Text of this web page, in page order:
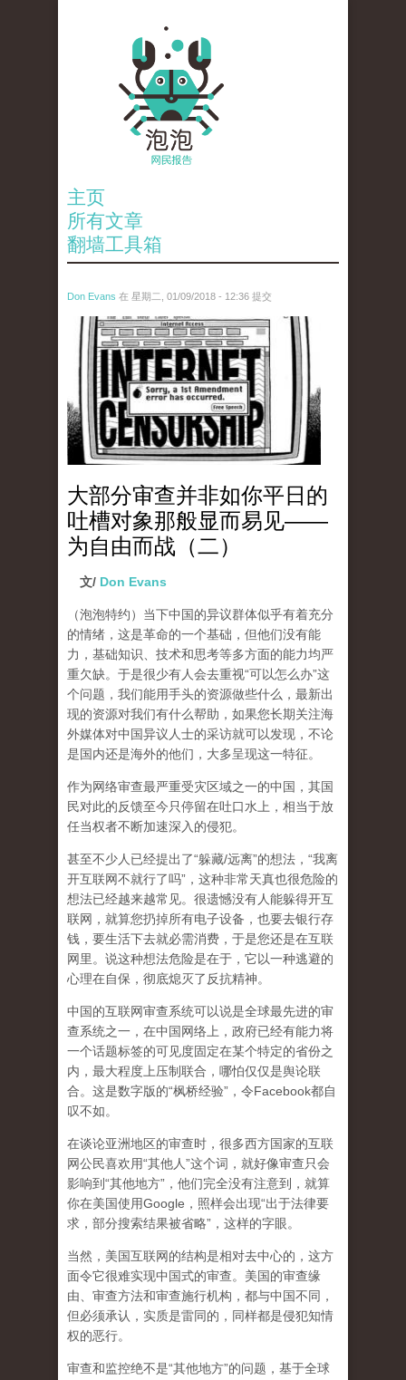
主页
所有文章
翻墙工具箱
Don Evans 在 星期二, 01/09/2018 - 12:36 提交
wechatimg866.jpeg
大部分审查并非如你平日的
吐槽对象那般显而易见——
为自由而战（二）
文/ Don Evans
（泡泡特约） 当下中国的异议群体似乎有着充分
的情绪，这是革命的一个基础，但他们没有能
力，基础知识、技术和思考等多方面的能力均严
重欠缺。于是很少有人会去重视“可以怎么办”这
个问题，我们能用手头的资源做些什么，最新出
现的资源对我们有什么帮助，如果您长期关注海
外媒体对中国异议人士的采访就可以发现，不论
是国内还是海外的他们，大多呈现这一特征。
作为网络审查最严重受灾区域之一的中国，其国
民对此的反馈至今只停留在吐口水上，相当于放
任当权者不断加速深入的侵犯。
甚至不少人已经提出了“躲藏/远离”的想法，“我离
开互联网不就行了吗”，这种非常天真也很危险的
想法已经越来越常见。很遗憾没有人能躲得开互
联网，就算您扔掉所有电子设备，也要去银行存
钱，要生活下去就必需消费，于是您还是在互联
网里。说这种想法危险是在于，它以一种逃避的
心理在自保，彻底熄灭了反抗精神。
中国的互联网审查系统可以说是全球最先进的审
查系统之一，在中国网络上，政府已经有能力将
一个话题标签的可见度固定在某个特定的省份之
内，最大程度上压制联合 ，哪怕仅仅是舆论联
合。这是数字版的“枫桥经验”，令Facebook都自
叹不如。
在谈论亚洲地区的审查时，很多西方国家的互联
网公民喜欢用“其他人”这个词，就好像审查只会
影响到“其他地方”，他们完全没有注意到， 就算
你在美国使用Google，照样会出现“出于法律要
求，部分搜索结果被省略”，这样的字眼。
当然，美国互联网的结构是相对去中心的，这方
面令它很难实现中国式的审查。美国的审查缘
由、审查方法和审查施行机构，都与中国不同，
但必须承认， 实质是雷同的，同样都是侵犯知情
权的恶行。
审查和监控绝不是“其他地方”的问题，基于全球